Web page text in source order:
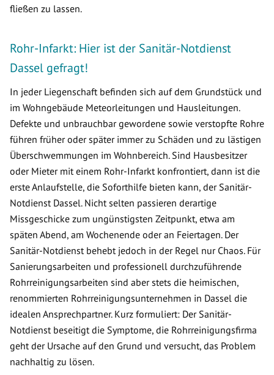
fließen zu lassen.
Rohr-Infarkt: Hier ist der Sanitär-Notdienst
Dassel gefragt!
In jeder Liegenschaft befinden sich auf dem Grundstück und
im Wohngebäude Meteorleitungen und Hausleitungen.
Defekte und unbrauchbar gewordene sowie verstopfte Rohre
führen früher oder später immer zu Schäden und zu lästigen
Überschwemmungen im Wohnbereich. Sind Hausbesitzer
oder Mieter mit einem Rohr-Infarkt konfrontiert, dann ist die
erste Anlaufstelle, die Soforthilfe bieten kann, der Sanitär-
Notdienst Dassel. Nicht selten passieren derartige
Missgeschicke zum ungünstigsten Zeitpunkt, etwa am
späten Abend, am Wochenende oder an Feiertagen. Der
Sanitär-Notdienst behebt jedoch in der Regel nur Chaos. Für
Sanierungsarbeiten und professionell durchzuführende
Rohrreinigungsarbeiten sind aber stets die heimischen,
renommierten Rohrreinigungsunternehmen in Dassel die
idealen Ansprechpartner. Kurz formuliert: Der Sanitär-
Notdienst beseitigt die Symptome, die Rohrreinigungsfirma
geht der Ursache auf den Grund und versucht, das Problem
nachhaltig zu lösen.